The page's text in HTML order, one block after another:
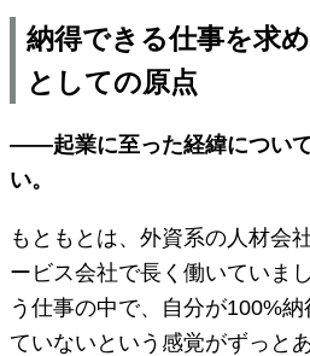
納得できる仕事を求
としての原点
――起業に至った経緯につい
い。
もともとは、外資系の人材会
ービス会社で長く働いていま
う仕事の中で、自分が100%
ていないという感覚がずっと